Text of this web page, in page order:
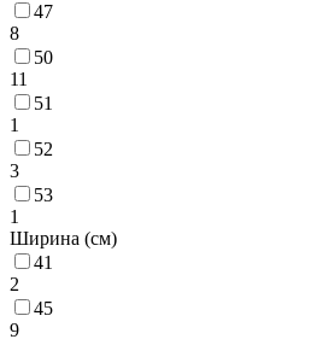
47
8
50
11
51
1
52
3
53
1
Ширина (см)
41
2
45
9